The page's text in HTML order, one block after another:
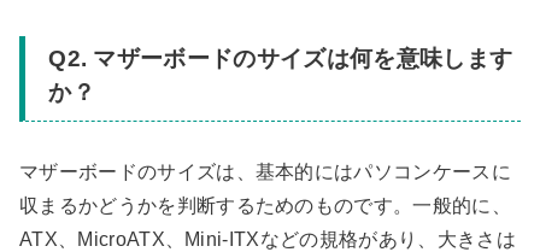
Q2. マザーボードのサイズは何を意味します
か？
マザーボードのサイズは、基本的にはパソコンケースに
収まるかどうかを判断するためのものです。一般的に、
ATX、MicroATX、Mini-ITXなどの規格があり、大きさは